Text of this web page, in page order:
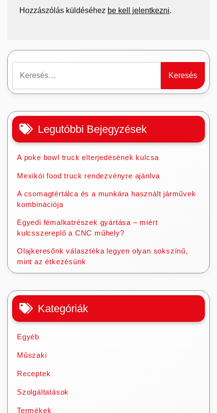
Hozzászólás küldéséhez be kell jelentkezni.
Legutóbbi Bejegyzések
A poke bowl truck elterjedésének kulcsa
Mexikói food truck rendezvényre ajánlva
A csomagtértálca és a munkára használt járművek
kombinációja
Egyedi fémalkatrészek gyártása – miért
kulcsszereplő a CNC műhely?
Olajkeresőnk választéka legyen olyan sokszínű,
mint az étkezésünk
Kategóriák
Egyéb
Műszaki
Receptek
Szolgáltatások
Termékek